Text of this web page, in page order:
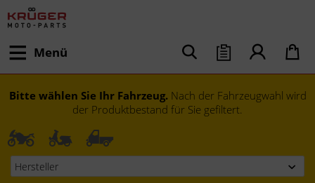
Menü
Bitte wählen Sie Ihr Fahrzeug. Nach der Fahrzeugwahl wird
der Produktbestand für Sie gefiltert.